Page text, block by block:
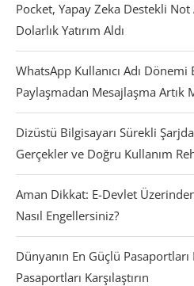
Pocket, Yapay Zeka Destekli
Dolarlık Yatırım Aldı
WhatsApp Kullanıcı Adı
Paylaşmadan Mesajlaşma Artık
Dizüstü Bilgisayarı Sürekli
Gerçekler ve Doğru Kullanım
Aman Dikkat: E-Devlet Üzerinden
Nasıl Engellersiniz?
Dünyanın En Güçlü
Pasaportları Karşılaştırın